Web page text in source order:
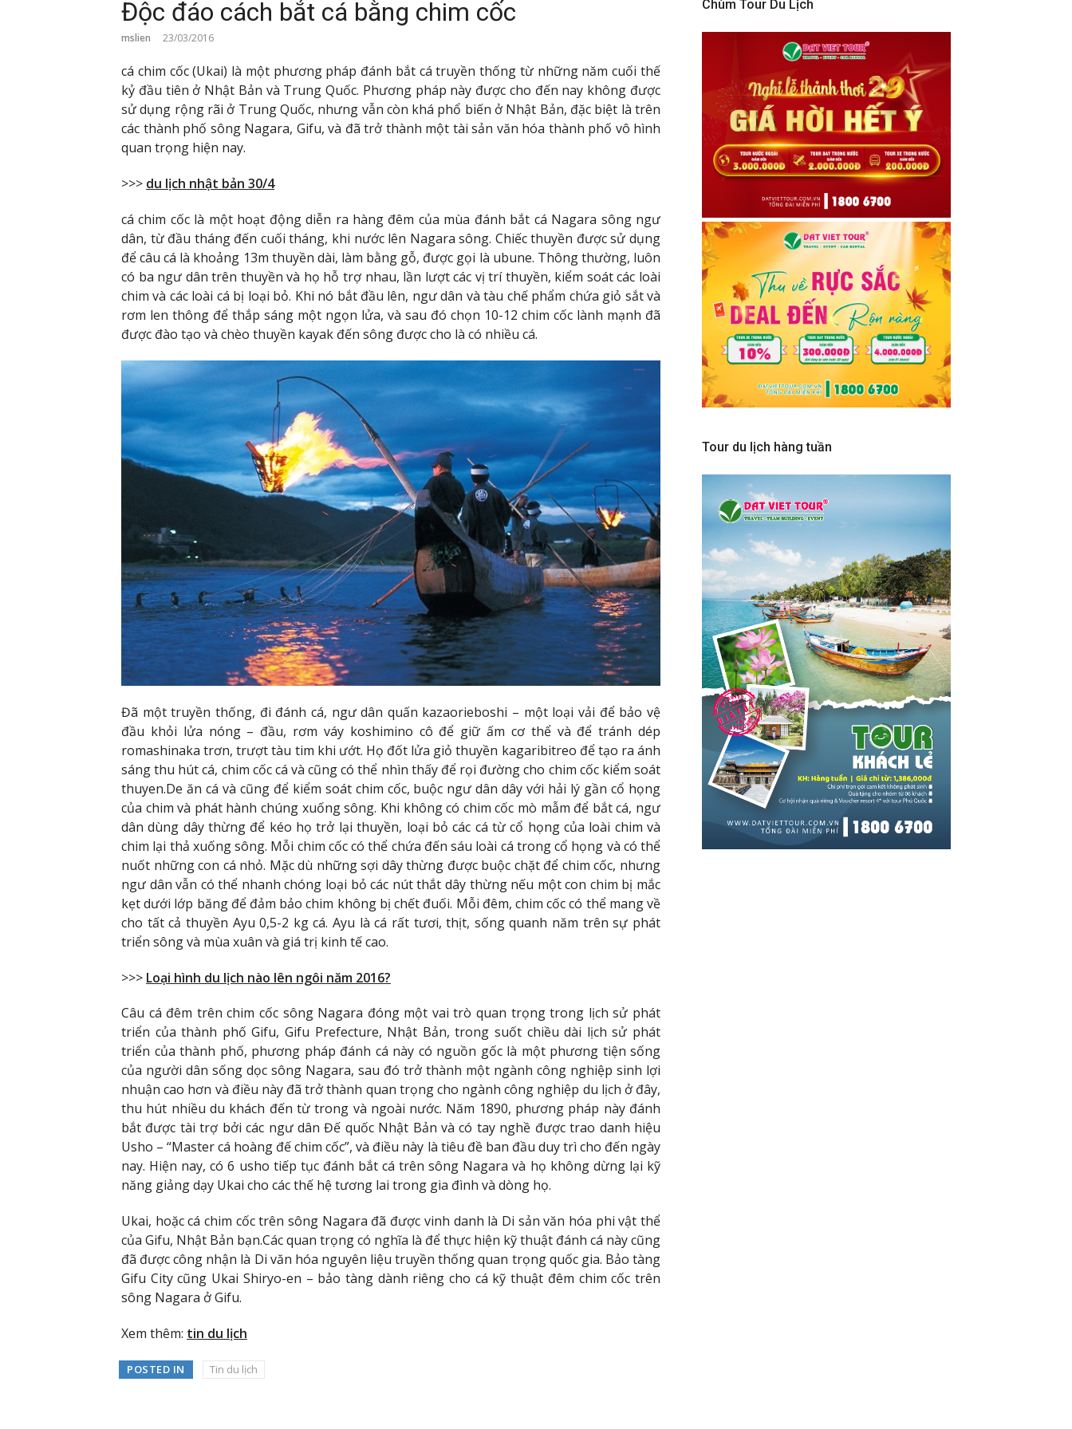
Độc đáo cách bắt cá bằng chim cốc
mslien 23/03/2016
cá chim cốc (Ukai) là một phương pháp đánh bắt cá truyền thống từ những năm cuối thế
kỷ đầu tiên ở Nhật Bản và Trung Quốc. Phương pháp này được cho đến nay không được
sử dụng rộng rãi ở Trung Quốc, nhưng vẫn còn khá phổ biến ở Nhật Bản, đặc biệt là trên
các thành phố sông Nagara, Gifu, và đã trở thành một tài sản văn hóa thành phố vô hình
quan trọng hiện nay.
>>> du lịch nhật bản 30/4
cá chim cốc là một hoạt động diễn ra hàng đêm của mùa đánh bắt cá Nagara sông ngư
dân, từ đầu tháng đến cuối tháng, khi nước lên Nagara sông. Chiếc thuyền được sử dụng
để câu cá là khoảng 13m thuyền dài, làm bằng gỗ, được gọi là ubune. Thông thường, luôn
có ba ngư dân trên thuyền và họ hỗ trợ nhau, lần lượt các vị trí thuyền, kiểm soát các loài
chim và các loài cá bị loại bỏ. Khi nó bắt đầu lên, ngư dân và tàu chế phẩm chứa giỏ sắt và
rơm len thông để thắp sáng một ngọn lửa, và sau đó chọn 10-12 chim cốc lành mạnh đã
được đào tạo và chèo thuyền kayak đến sông được cho là có nhiều cá.
Đã một truyền thống, đi đánh cá, ngư dân quấn kazaorieboshi – một loại vải để bảo vệ
đầu khỏi lửa nóng – đầu, rơm váy koshimino cô để giữ ấm cơ thể và để tránh dép
romashinaka trơn, trượt tàu tim khi ướt. Họ đốt lửa giỏ thuyền kagaribitreo để tạo ra ánh
sáng thu hút cá, chim cốc cá và cũng có thể nhìn thấy để rọi đường cho chim cốc kiểm soát
thuyen.De ăn cá và cũng để kiểm soát chim cốc, buộc ngư dân dây với hải lý gần cổ họng
của chim và phát hành chúng xuống sông. Khi không có chim cốc mò mẫm để bắt cá, ngư
dân dùng dây thừng để kéo họ trở lại thuyền, loại bỏ các cá từ cổ họng của loài chim và
chim lại thả xuống sông. Mỗi chim cốc có thể chứa đến sáu loài cá trong cổ họng và có thể
nuốt những con cá nhỏ. Mặc dù những sợi dây thừng được buộc chặt để chim cốc, nhưng
ngư dân vẫn có thể nhanh chóng loại bỏ các nút thắt dây thừng nếu một con chim bị mắc
kẹt dưới lớp băng để đảm bảo chim không bị chết đuối. Mỗi đêm, chim cốc có thể mang về
cho tất cả thuyền Ayu 0,5-2 kg cá. Ayu là cá rất tươi, thịt, sống quanh năm trên sự phát
triển sông và mùa xuân và giá trị kinh tế cao.
>>> Loại hình du lịch nào lên ngôi năm 2016?
Câu cá đêm trên chim cốc sông Nagara đóng một vai trò quan trọng trong lịch sử phát
triển của thành phố Gifu, Gifu Prefecture, Nhật Bản, trong suốt chiều dài lịch sử phát
triển của thành phố, phương pháp đánh cá này có nguồn gốc là một phương tiện sống
của người dân sống dọc sông Nagara, sau đó trở thành một ngành công nghiệp sinh lợi
nhuận cao hơn và điều này đã trở thành quan trọng cho ngành công nghiệp du lịch ở đây,
thu hút nhiều du khách đến từ trong và ngoài nước. Năm 1890, phương pháp này đánh
bắt được tài trợ bởi các ngư dân Đế quốc Nhật Bản và có tay nghề được trao danh hiệu
Usho – “Master cá hoàng đế chim cốc”, và điều này là tiêu đề ban đầu duy trì cho đến ngày
nay. Hiện nay, có 6 usho tiếp tục đánh bắt cá trên sông Nagara và họ không dừng lại kỹ
năng giảng dạy Ukai cho các thế hệ tương lai trong gia đình và dòng họ.
Ukai, hoặc cá chim cốc trên sông Nagara đã được vinh danh là Di sản văn hóa phi vật thể
của Gifu, Nhật Bản bạn.Các quan trọng có nghĩa là để thực hiện kỹ thuật đánh cá này cũng
đã được công nhận là Di văn hóa nguyên liệu truyền thống quan trọng quốc gia. Bảo tàng
Gifu City cũng Ukai Shiryo-en – bảo tàng dành riêng cho cá kỹ thuật đêm chim cốc trên
sông Nagara ở Gifu.
Xem thêm: tin du lịch
POSTED IN Tin du lịch
Chùm Tour Du Lịch
Tour du lịch hàng tuần